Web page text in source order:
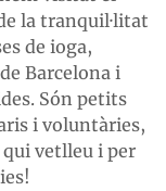
la tranquil·litat
de ioga,
Barcelona i
Són petits
i voluntàries,
vetlleu i per